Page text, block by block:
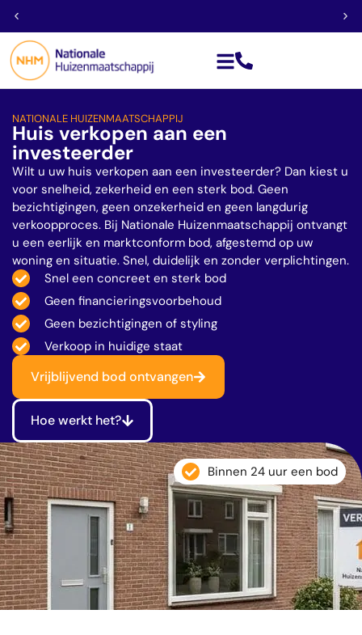
Géén financieringsvoorbehoud
NATIONALE HUIZENMAATSCHAPPIJ
Huis verkopen aan een
investeerder
Wilt u uw huis verkopen aan een investeerder? Dan kiest u
voor snelheid, zekerheid en een sterk bod. Geen
bezichtigingen, geen onzekerheid en geen langdurig
verkoopproces. Bij Nationale Huizenmaatschappij ontvangt
u een eerlijk en marktconform bod, afgestemd op uw
woning en situatie. Snel, duidelijk en zonder verplichtingen.
Snel een concreet en sterk bod
Geen financieringsvoorbehoud
Geen bezichtigingen of styling
Verkoop in huidige staat
Vrijblijvend bod ontvangen
Hoe werkt het?
Binnen 24 uur een bod